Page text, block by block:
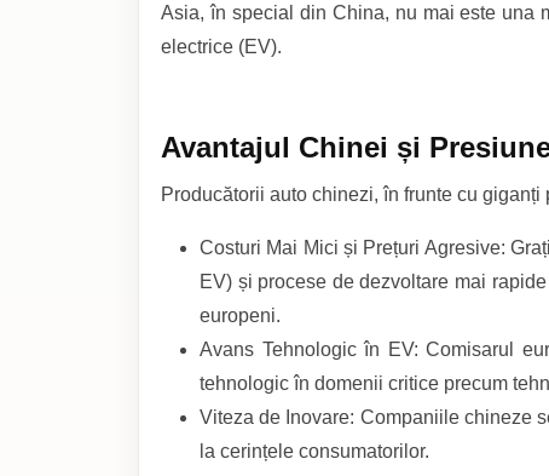
Asia, în special din China, nu mai este una
electrice (EV).
Avantajul Chinei și
Producătorii auto chinezi, în frunte cu
Costuri Mai Mici și Prețuri Agresive:
EV) și procese de dezvoltare mai
europeni.
Avans Tehnologic în EV: Comisarul
tehnologic în domenii critice precum
Viteza de Inovare: Companiile chineze
la cerințele consumatorilor.